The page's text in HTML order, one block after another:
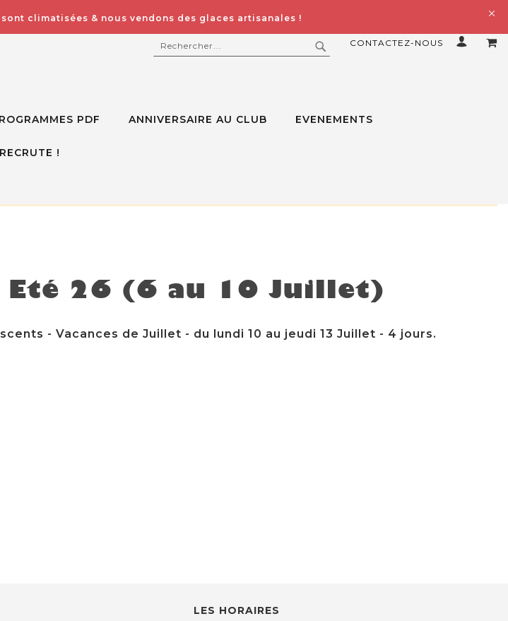
sont climatisées & nous vendons des glaces artisanales !
CONTACTEZ-NOUS
RECHERCHER
PDF ANNIVERSAIRE AU CLUB EVENEMENTS
!
options à la place
Eté 26 (6 au 10 Juillet)
- Vacances de Juillet - du lundi 10 au jeudi 13 Juillet - 4 jours.
LES HORAIRES